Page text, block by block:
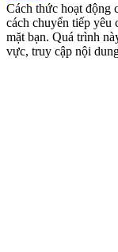
Cách thức hoạt động
cách chuyển tiếp yêu
mặt bạn. Quá trình
vực, truy cập nội